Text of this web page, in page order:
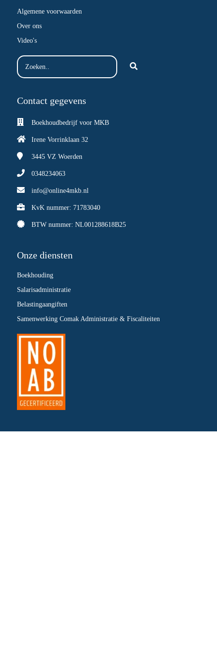
Algemene voorwaarden
Over ons
Video's
Contact gegevens
Boekhoudbedrijf voor MKB
Irene Vorrinklaan 32
3445 VZ Woerden
0348234063
info@online4mkb.nl
KvK nummer: 71783040
BTW nummer: NL001288618B25
Onze diensten
Boekhouding
Salarisadministratie
Belastingaangiften
Samenwerking Comak Administratie & Fiscaliteiten